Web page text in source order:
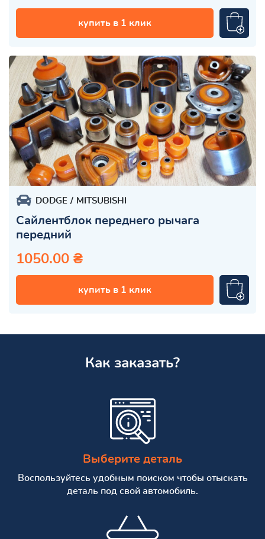
купить в 1 клик
DODGE MITSUBISHI
Сайлентблок переднего рычага
передний
1050.00 ₴
купить в 1 клик
Как заказать?
Выберите деталь
Воспользуйтесь удобным поиском чтобы отыскать
деталь под свой автомобиль.